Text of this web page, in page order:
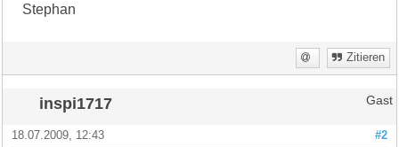
Stephan
Zitieren
inspi1717 Gast
#2
18.07.2009, 12:43